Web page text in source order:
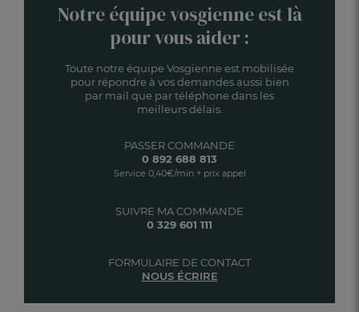
Notre équipe vosgienne est là
pour vous aider :
Toute notre équipe Vosgienne est mobilisée
pour répondre à vos demandes aussi bien
par mail que par téléphone dans les
meilleurs délais.
SUIVRE MA COMMANDE
0 329 601 111
PASSER COMMANDE
0 892 688 813
Service 0,40€/min + prix appel
FORMULAIRE DE CONTACT
NOUS ÉCRIRE